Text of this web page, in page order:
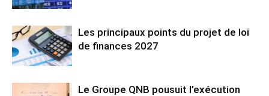
Les principaux points du projet de loi
de finances 2027
Le Groupe QNB pousuit l’exécution